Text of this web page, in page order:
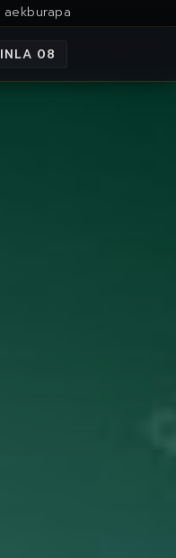
aekburapa
08